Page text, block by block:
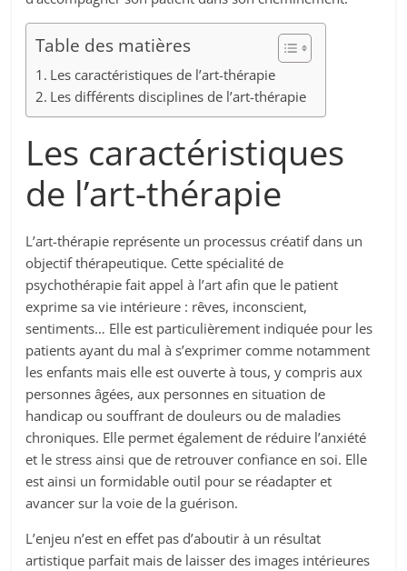
Table des matières
Les caractéristiques de l’art-thérapie
Les différents disciplines de l’art-thérapie
Les caractéristiques
de l’art-thérapie
L’art-thérapie représente un processus créatif dans un
objectif thérapeutique. Cette spécialité de
psychothérapie fait appel à l’art afin que le patient
exprime sa vie intérieure : rêves, inconscient,
sentiments… Elle est particulièrement indiquée pour les
patients ayant du mal à s’exprimer comme notamment
les enfants mais elle est ouverte à tous, y compris aux
personnes âgées, aux personnes en situation de
handicap ou souffrant de douleurs ou de maladies
chroniques. Elle permet également de réduire l’anxiété
et le stress ainsi que de retrouver confiance en soi. Elle
est ainsi un formidable outil pour se réadapter et
avancer sur la voie de la guérison.
L’enjeu n’est en effet pas d’aboutir à un résultat
artistique parfait mais de laisser des images intérieures